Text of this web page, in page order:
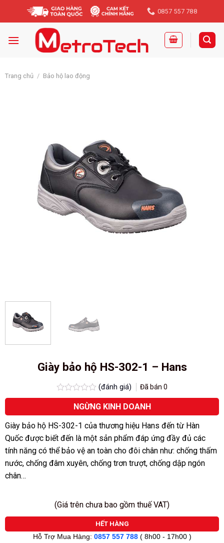
0857 557 788
Trang chủ / Bảo hộ lao động
Giày bảo hộ HS-302-1 – Hans
Được
hạng
0.0
5
sao
(đánh giá) Đã bán0
NGỪNG KINH DOANH
Giày bảo hộ HS-302-1 của thương hiệu Hans đến từ Hàn
Quốc được biết đến là một sản phẩm đáp ứng đầy đủ các
tính năng có thể bảo vệ an toàn cho đôi chân như: chống thấm
nước, chống đâm xuyên, chống trơn trượt, chống dập ngón
chân…
(Giá trên chưa bao gồm thuế VAT)
HẾT HÀNG
Hỗ Trợ Mua Hàng: 0857 557 788 ( 8h00 - 17h00 )